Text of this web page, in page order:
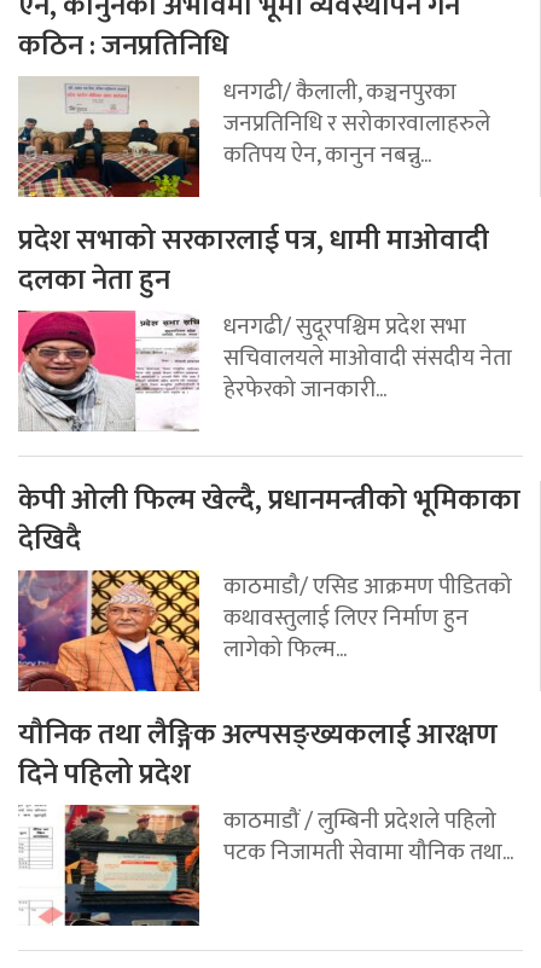
कठिन : जनप्रतिनिधि
धनगढी/ कैलाली, कञ्चनपुरका
जनप्रतिनिधि र सरोकारवालाहरुले
कतिपय ऐन, कानुन नबन्नु...
प्रदेश सभाको सरकारलाई पत्र, धामी माओवादी
दलका नेता हुन
धनगढी/ सुदूरपश्चिम प्रदेश सभा
सचिवालयले माओवादी संसदीय नेता
हेरफेरको जानकारी...
केपी ओली फिल्म खेल्दै, प्रधानमन्त्रीको भूमिकाका
देखिदै
काठमाडौ/ एसिड आक्रमण पीडितको
कथावस्तुलाई लिएर निर्माण हुन
लागेको फिल्म...
यौनिक तथा लैङ्गिक अल्पसङ्ख्यकलाई आरक्षण
दिने पहिलो प्रदेश
काठमाडौं / लुम्बिनी प्रदेशले पहिलो
पटक निजामती सेवामा यौनिक तथा...